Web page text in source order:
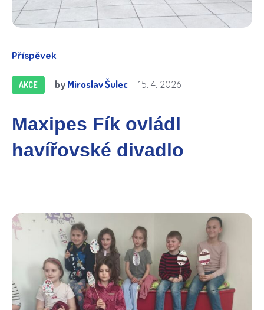
Příspěvek
AKCE byMiroslav Šulec 15. 4. 2026
Maxipes Fík ovládl
havířovské divadlo